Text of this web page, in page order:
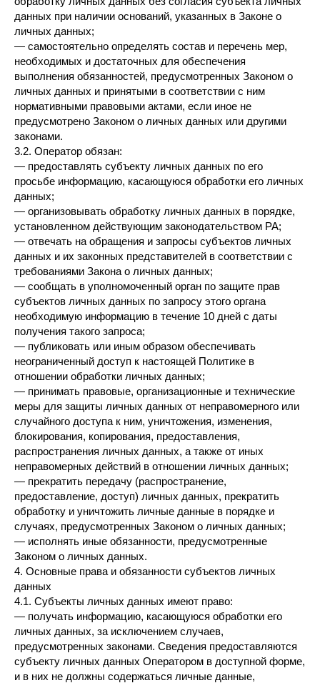
данных при наличии оснований, указанных в Законе о
личных данных;
— самостоятельно определять состав и перечень мер,
необходимых и достаточных для обеспечения
выполнения обязанностей, предусмотренных Законом о
личных данных и принятыми в соответствии с ним
нормативными правовыми актами, если иное не
предусмотрено Законом о личных данных или другими
законами.
3.2. Оператор обязан:
— предоставлять субъекту личных данных по его
просьбе информацию, касающуюся обработки его личных
данных;
— организовывать обработку личных данных в порядке,
установленном действующим законодательством РА;
— отвечать на обращения и запросы субъектов личных
данных и их законных представителей в соответствии с
требованиями Закона о личных данных;
— сообщать в уполномоченный орган по защите прав
субъектов личных данных по запросу этого органа
необходимую информацию в течение 10 дней с даты
получения такого запроса;
— публиковать или иным образом обеспечивать
неограниченный доступ к настоящей Политике в
отношении обработки личных данных;
— принимать правовые, организационные и технические
меры для защиты личных данных от неправомерного или
случайного доступа к ним, уничтожения, изменения,
блокирования, копирования, предоставления,
распространения личных данных, а также от иных
неправомерных действий в отношении личных данных;
— прекратить передачу (распространение,
предоставление, доступ) личных данных, прекратить
обработку и уничтожить личные данные в порядке и
случаях, предусмотренных Законом о личных данных;
— исполнять иные обязанности, предусмотренные
Законом о личных данных.
4. Основные права и обязанности субъектов личных
данных
4.1. Субъекты личных данных имеют право:
— получать информацию, касающуюся обработки его
личных данных, за исключением случаев,
предусмотренных законами. Сведения предоставляются
субъекту личных данных Оператором в доступной форме,
и в них не должны содержаться личные данные,